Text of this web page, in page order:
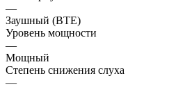
—
Заушный (BTE)
Уровень мощности
—
Мощный
Степень снижения слуха
—